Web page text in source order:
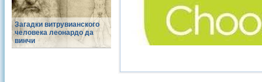
Загадки витрувианского
человека леонардо да
винчи